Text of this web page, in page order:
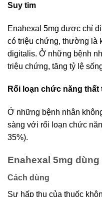
Suy tim
Enahexal 5mg được chỉ
có triệu chứng, thường là
digitalis. Ở những bệnh
triệu chứng, tăng tỷ lệ
Rối loạn chức năng
Ở những bệnh nhân
sàng với rối loạn chức
35%).
Enahexal 5mg
Cách dùng
Sự hấp thu của thuốc